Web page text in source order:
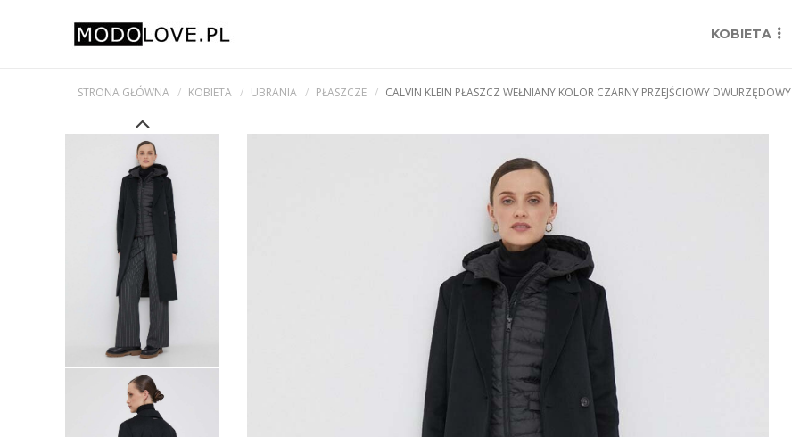
KOBIETA
STRONA GŁÓWNA KOBIETA UBRANIA PŁASZCZE CALVIN KLEIN PŁASZCZ WEŁNIANY KOLOR CZARNY PRZEJŚCIOWY DWURZĘDOWY